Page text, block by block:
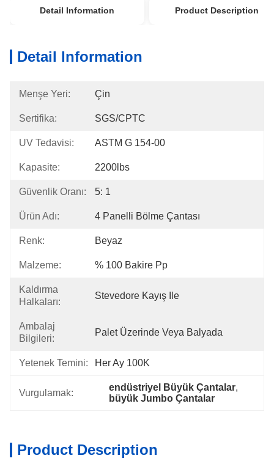
Detail Information Product Description
Detail Information
Menşe Yeri: Çin
Sertifika: SGS/CPTC
UV Tedavisi: ASTM G 154-00
Kapasite: 2200lbs
Güvenlik Oranı: 5: 1
Ürün Adı: 4 Panelli Bölme Çantası
Renk: Beyaz
Malzeme: % 100 Bakire Pp
Kaldırma
Halkaları:
Stevedore Kayış Ile
Ambalaj
Bilgileri:
Palet Üzerinde Veya Balyada
Yetenek Temini: Her Ay 100K
Vurgulamak:
endüstriyel Büyük Çantalar,
büyük Jumbo Çantalar
Product Description